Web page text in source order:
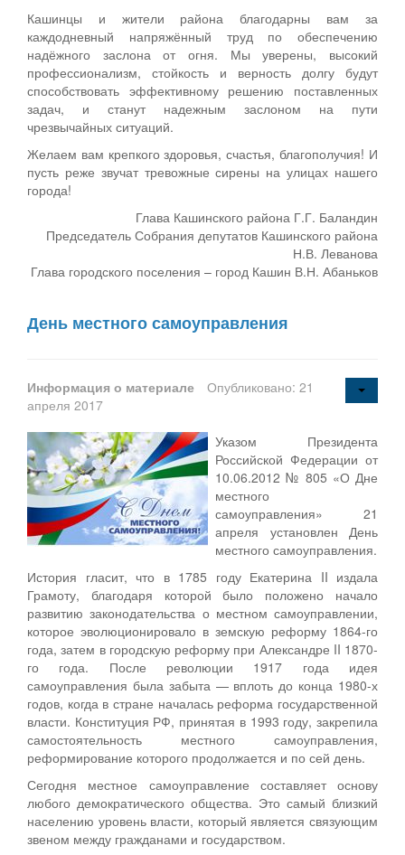
Кашинцы и жители района благодарны вам за
каждодневный напряжённый труд по обеспечению
надёжного заслона от огня. Мы уверены, высокий
профессионализм, стойкость и верность долгу будут
способствовать эффективному решению поставленных
задач, и станут надежным заслоном на пути
чрезвычайных ситуаций.
Желаем вам крепкого здоровья, счастья, благополучия! И
пусть реже звучат тревожные сирены на улицах нашего
города!
Глава Кашинского района Г.Г. Баландин
Председатель Собрания депутатов Кашинского района
Н.В. Леванова
Глава городского поселения – город Кашин В.Н. Абаньков
День местного самоуправления
Информация о материале
Опубликовано: 21
апреля 2017
Указом Президента
Российской Федерации от
10.06.2012 № 805 «О Дне
местного
самоуправления» 21
апреля установлен День
местного самоуправления.
История гласит, что в 1785 году Екатерина II издала
Грамоту, благодаря которой было положено начало
развитию законодательства о местном самоуправлении,
которое эволюционировало в земскую реформу 1864-го
года, затем в городскую реформу при Александре II 1870-
го года. После революции 1917 года идея
самоуправления была забыта — вплоть до конца 1980-х
годов, когда в стране началась реформа государственной
власти. Конституция РФ, принятая в 1993 году, закрепила
самостоятельность местного самоуправления,
реформирование которого продолжается и по сей день.
Сегодня местное самоуправление составляет основу
любого демократического общества. Это самый близкий
населению уровень власти, который является связующим
звеном между гражданами и государством.